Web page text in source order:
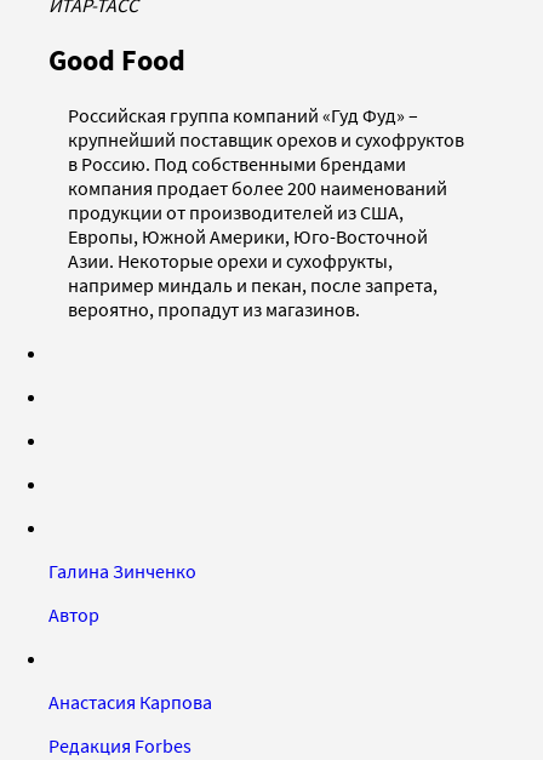
ИТАР-ТАСС
Good Food
Российская группа компаний «Гуд Фуд» –
крупнейший поставщик орехов и сухофруктов
в Россию. Под собственными брендами
компания продает более 200 наименований
продукции от производителей из США,
Европы, Южной Америки, Юго-Восточной
Азии. Некоторые орехи и сухофрукты,
например миндаль и пекан, после запрета,
вероятно, пропадут из магазинов.
Галина Зинченко
Автор
Анастасия Карпова
Редакция Forbes